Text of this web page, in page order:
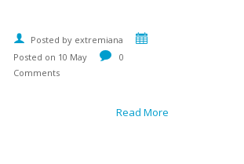
Posted by extremiana
Posted on 10 May
0
Comments
Read More